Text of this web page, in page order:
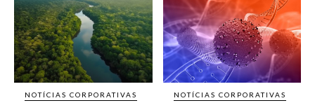
NOTÍCIAS CORPORATIVAS NOTÍCIAS CORPORATIVAS